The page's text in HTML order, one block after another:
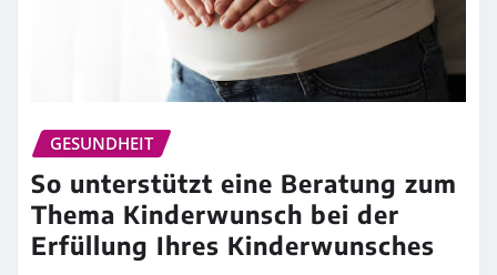
GESUNDHEIT
So unterstützt eine Beratung zum
Thema Kinderwunsch bei der
Erfüllung Ihres Kinderwunsches